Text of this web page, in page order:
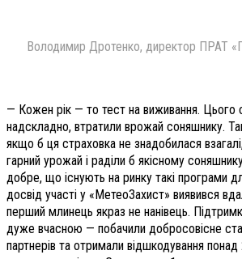
Володимир Дротенко, директор
— Кожен рік — то тест на виживання. Цього
надскладно, втратили врожай соняшнику.
якщо б ця страховка не знадобилася
гарний урожай і раділи б якісному
добре, що існують на ринку такі програми
досвід участі у «МетеоЗахист» виявився
перший млинець якраз не нанівець.
дуже вчасною — побачили добросовісне
партнерів та отримали відшкодування